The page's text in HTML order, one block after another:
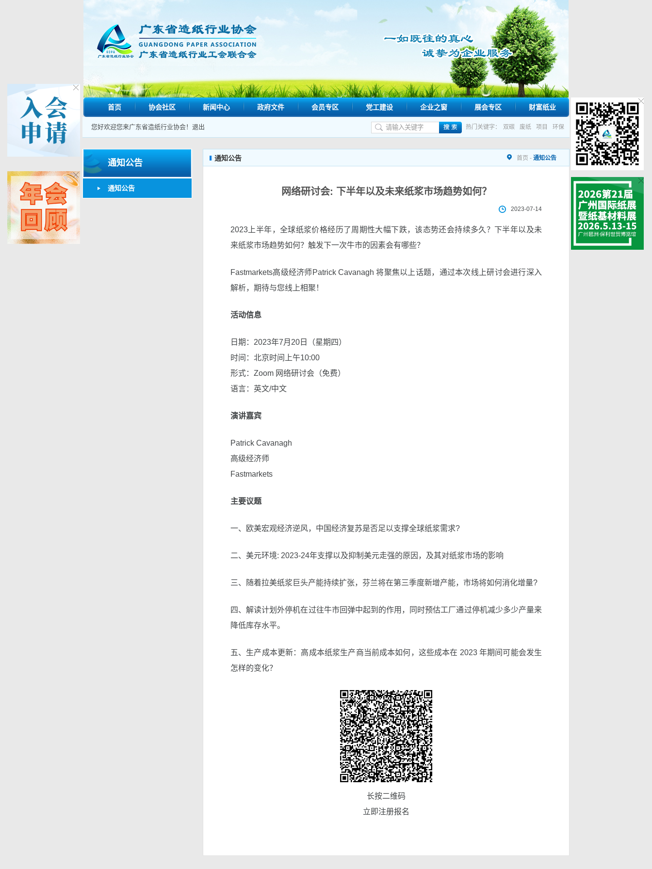
首页 协会社区 新闻中心 政府文件 会员专区 党工建设 企业之窗 展会专区 财富纸业
您好欢迎您来广东省造纸行业协会！ 退出 热门关键字： 双碳 废纸 项目 环保
通知公告
通知公告
通知公告 首页 - 通知公告
网络研讨会: 下半年以及未来纸浆市场趋势如何？
2023-07-14
2023上半年，全球纸浆价格经历了周期性大幅下跌，该态势还会持续多久？下半年以及未
来纸浆市场趋势如何？触发下一次牛市的因素会有哪些？
Fastmarkets高级经济师Patrick Cavanagh 将聚焦以上话题，通过本次线上研讨会进行深入
解析，期待与您线上相聚！
活动信息
日期：2023年7月20日（星期四）
时间：北京时间上午10:00
形式：Zoom 网络研讨会（免费）
语言：英文/中文
演讲嘉宾
Patrick Cavanagh
高级经济师
Fastmarkets
主要议题
一、欧美宏观经济逆风，中国经济复苏是否足以支撑全球纸浆需求?
二、美元环境: 2023-24年支撑以及抑制美元走强的原因，及其对纸浆市场的影响
三、随着拉美纸浆巨头产能持续扩张，芬兰将在第三季度新增产能，市场将如何消化增量?
四、解读计划外停机在过往牛市回弹中起到的作用，同时预估工厂通过停机减少多少产量来
降低库存水平。
五、生产成本更新：高成本纸浆生产商当前成本如何，这些成本在 2023 年期间可能会发生
怎样的变化？
长按二维码
立即注册报名